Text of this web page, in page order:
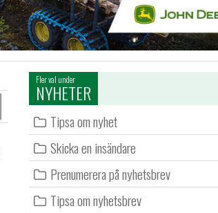
Fler val under
NYHETER
Tipsa om nyhet
Skicka en insändare
Prenumerera på nyhetsbrev
Tipsa om nyhetsbrev